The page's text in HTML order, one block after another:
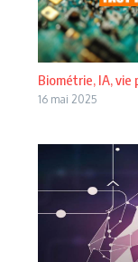
Biométrie, IA, vie
16 mai 2025